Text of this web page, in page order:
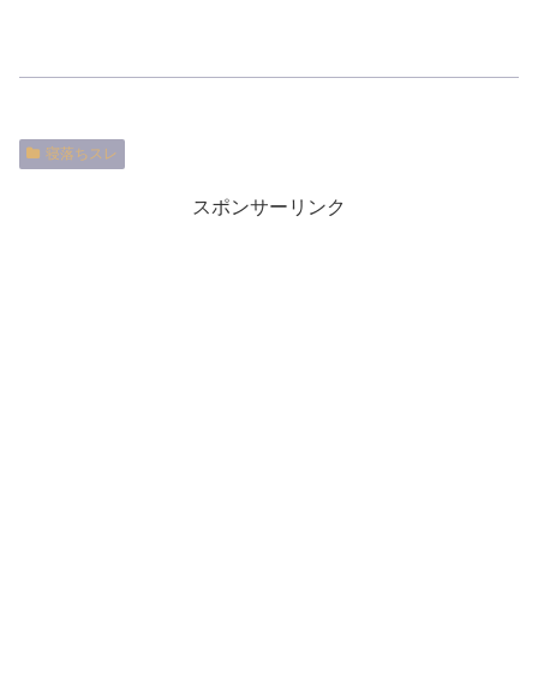
寝落ちスレ
スポンサーリンク